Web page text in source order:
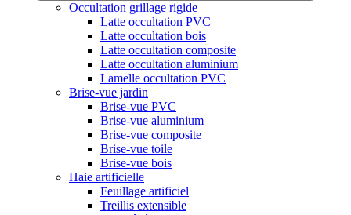
Occultation grillage rigide
Latte occultation PVC
Latte occultation bois
Latte occultation composite
Latte occultation aluminium
Lamelle occultation PVC
Brise-vue jardin
Brise-vue PVC
Brise-vue aluminium
Brise-vue composite
Brise-vue toile
Brise-vue bois
Haie artificielle
Feuillage artificiel
Treillis extensible